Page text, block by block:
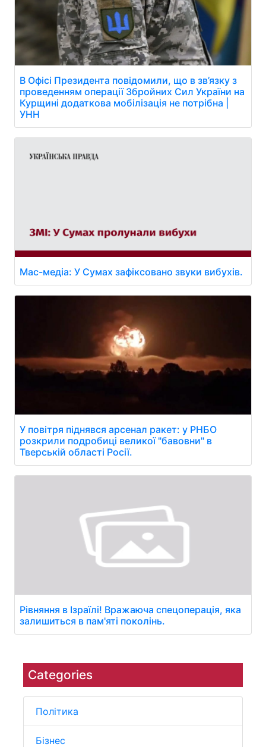
Categories
Політика
Бізнес
В Офісі Президента повідомили, що в зв’язку з
проведенням операції Збройних Сил України на
Курщині додаткова мобілізація не потрібна |
УНН
Мас-медіа: У Сумах зафіксовано звуки вибухів.
У повітря піднявся арсенал ракет: у РНБО
розкрили подробиці великої "бавовни" в
Тверській області Росії.
Рівняння в Ізраїлі! Вражаюча спецоперація, яка
залишиться в пам'яті поколінь.